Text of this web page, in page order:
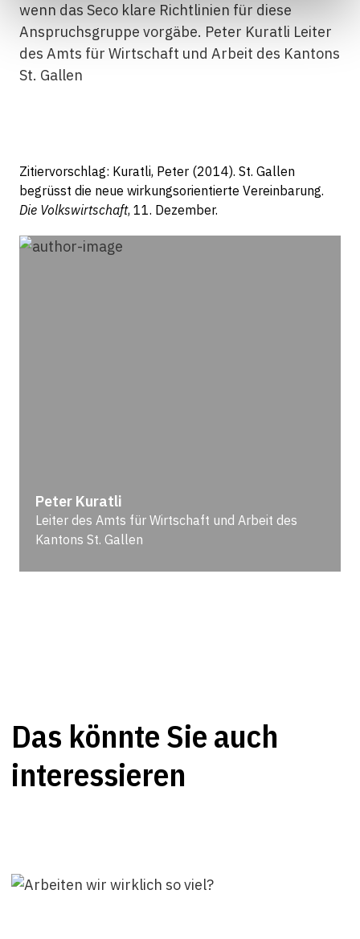
wenn das Seco klare Richtlinien für diese
Anspruchsgruppe vorgäbe. Peter Kuratli Leiter
des Amts für Wirtschaft und Arbeit des Kantons
St. Gallen
Zitiervorschlag: Kuratli, Peter (2014). St. Gallen
begrüsst die neue wirkungsorientierte Vereinbarung.
Die Volkswirtschaft, 11. Dezember.
Peter Kuratli
Leiter des Amts für Wirtschaft und Arbeit des
Kantons St. Gallen
Das könnte Sie auch
interessieren